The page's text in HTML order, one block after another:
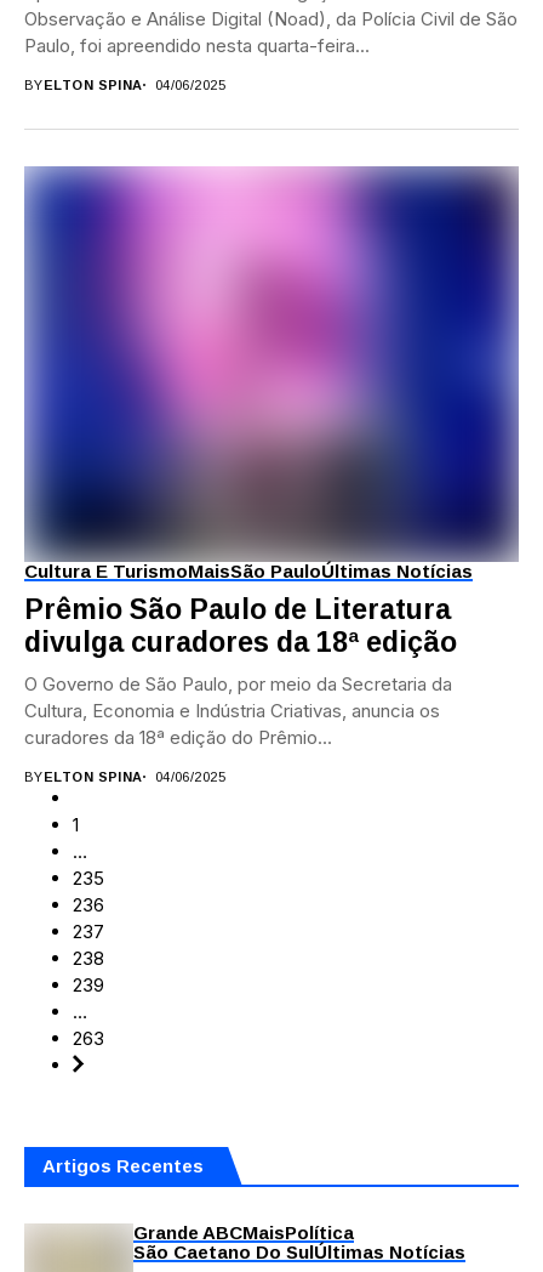
Observação e Análise Digital (Noad), da Polícia Civil de São
Paulo, foi apreendido nesta quarta-feira...
BYELTON SPINA 04/06/2025
Cultura E TurismoMaisSão PauloÚltimas Notícias
Prêmio São Paulo de Literatura
divulga curadores da 18ª edição
O Governo de São Paulo, por meio da Secretaria da
Cultura, Economia e Indústria Criativas, anuncia os
curadores da 18ª edição do Prêmio...
BYELTON SPINA 04/06/2025
1
…
235
236
237
238
239
…
263
Artigos Recentes
Grande ABCMaisPolítica
São Caetano Do SulÚltimas Notícias